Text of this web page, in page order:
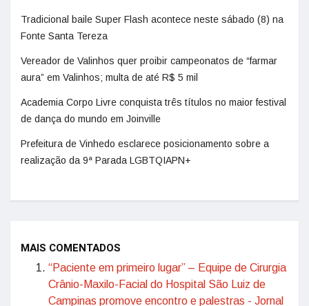
Tradicional baile Super Flash acontece neste sábado (8) na
Fonte Santa Tereza
Vereador de Valinhos quer proibir campeonatos de “farmar
aura” em Valinhos; multa de até R$ 5 mil
Academia Corpo Livre conquista três títulos no maior festival
de dança do mundo em Joinville
Prefeitura de Vinhedo esclarece posicionamento sobre a
realização da 9ª Parada LGBTQIAPN+
MAIS COMENTADOS
“Paciente em primeiro lugar” – Equipe de Cirurgia
Crânio-Maxilo-Facial do Hospital São Luiz de
Campinas promove encontro e palestras - Jornal